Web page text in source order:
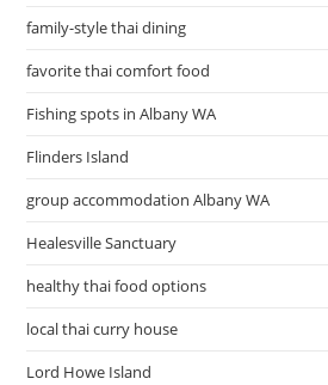
family-style thai dining
favorite thai comfort food
Fishing spots in Albany WA
Flinders Island
group accommodation Albany WA
Healesville Sanctuary
healthy thai food options
local thai curry house
Lord Howe Island